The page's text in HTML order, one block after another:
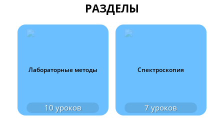
РАЗДЕЛЫ
10 уроков
Лабораторные методы
7 уроков
Спектроскопия